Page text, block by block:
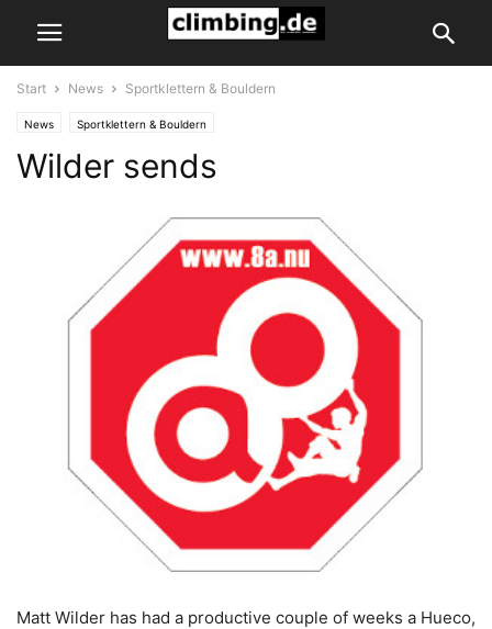
Start News Sportklettern & Bouldern
News Sportklettern & Bouldern
Wilder sends
Matt Wilder has had a productive couple of weeks a Hueco,